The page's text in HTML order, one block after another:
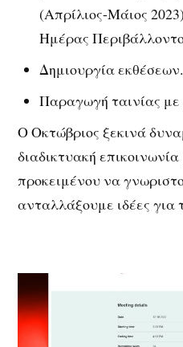
(Απρίλιος-Μάιος
Ημέρας
Δημιουργία εκθέσεων.
Παραγωγή ταινίας
Ο Oκτώβριος ξεκινά
διαδικτυακή
προκειμένου να
ανταλλάξουμε ιδέες